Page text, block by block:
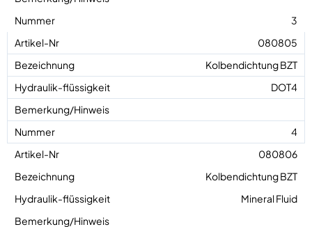
3
080805
Kolbendichtung BZT
DOT4
4
080806
Kolbendichtung BZT
Mineral Fluid